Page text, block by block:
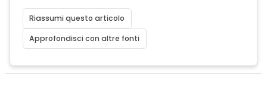
Riassumi questo articolo
Approfondisci con altre fonti